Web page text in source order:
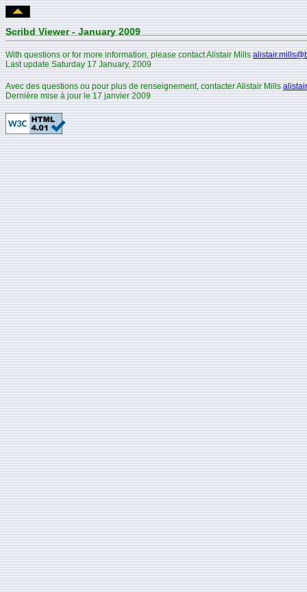
Scribd Viewer - January 2009
With questions or for more information, please contact Alistair Mills
Last update Saturday 17 January, 2009
Avec des questions ou pour plus de renseignement, contacter Alistair Mills
Dernière mise à jour le 17 janvier 2009